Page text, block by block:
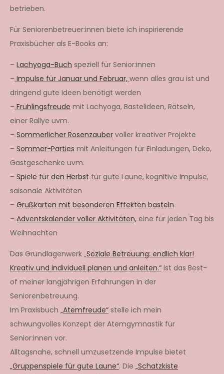
betrieben.
Für Seniorenbetreuer:innen biete ich inspirierende
Praxisbücher als E-Books an:
– Lachyoga-Buch speziell für Senior:innen
– Impulse für Januar und Februar, wenn alles grau ist und
dringend gute Ideen benötigt werden
– Frühlingsfreude mit Lachyoga, Bastelideen, Rätseln,
einer Rallye uvm.
– Sommerlicher Rosenzauber voller kreativer Projekte
– Sommer-Parties mit Anleitungen für Einladungen, Deko,
Gastgeschenke uvm.
– Spiele für den Herbst für gute Laune, kognitive Impulse,
saisonale Aktivitäten
– Grußkarten mit besonderen Effekten basteln
– Adventskalender voller Aktivitäten, eine für jeden Tag bis
Weihnachten
Das Grundlagenwerk „Soziale Betreuung: endlich klar!
Kreativ und individuell planen und anleiten.“ ist das Best-
of meiner langjährigen Erfahrungen in der
Seniorenbetreuung.
Im Praxisbuch „Atemfreude“ stelle ich mein
schwungvolles Konzept der Atemgymnastik für
Senior:innen vor.
Alltagsnahe, schnell umzusetzende Impulse bietet
„Gruppenspiele für gute Laune“. Die „Schatzkiste